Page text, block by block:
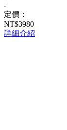
-
定價：
NT$3980
詳細介紹